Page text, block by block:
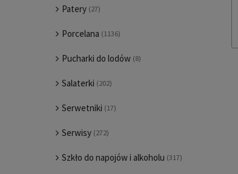
Patery (27)
Porcelana (1136)
Pucharki do lodów (8)
Salaterki (202)
Serwetniki (17)
Serwisy (272)
Szkło do napojów i alkoholu (317)